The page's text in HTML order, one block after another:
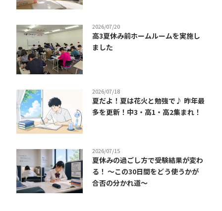
2026/07/20
高3夏休み前ホームルームを実施し
ました
2026/07/18
夏だよ！夏は花火と勉強で♪ 昨年最
多を更新！中3・高1・高2集まれ！
2026/07/15
夏休みの過ごし方で受験結果が変わ
る！ ～この30日間をどう使うかが
合否の分かれ道～